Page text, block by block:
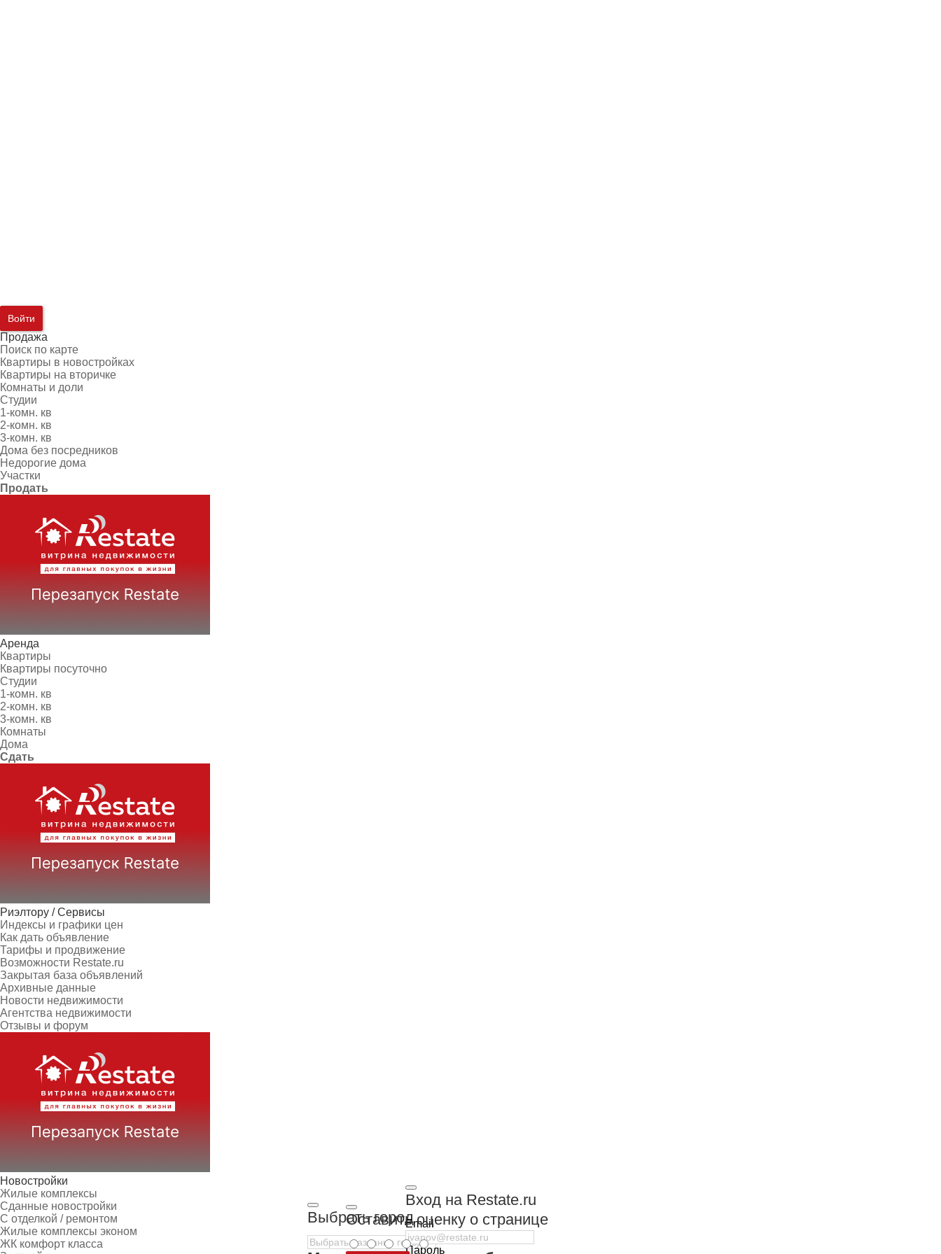
Войти
Продажа
Поиск по карте
Квартиры в новостройках
Квартиры на вторичке
Комнаты и доли
Студии
1-комн. кв
2-комн. кв
3-комн. кв
Дома без посредников
Недорогие дома
Участки
Продать
Аренда
Квартиры
Квартиры посуточно
Студии
1-комн. кв
2-комн. кв
3-комн. кв
Комнаты
Дома
Сдать
Риэлтору / Сервисы
Индексы и графики цен
Как дать объявление
Тарифы и продвижение
Возможности Restate.ru
Закрытая база объявлений
Архивные данные
Новости недвижимости
Агентства недвижимости
Отзывы и форум
Новостройки
Жилые комплексы
Сданные новостройки
С отделкой / ремонтом
Жилые комплексы эконом
ЖК комфорт класса
Выбрать город
Вход на Restate.ru
Email
Пароль
Оставить оценку о странице